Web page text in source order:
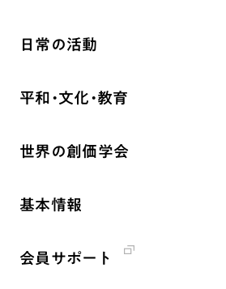
祈り
聖典
釈尊～法華経
創価学会の三代会長
日常の活動
座談会
仏法を語る
年間の活動について
平和・文化・教育
「人権文化」「ジェンダー平等」を促進
人道支援
世界の創価学会
基本情報
会員サポート